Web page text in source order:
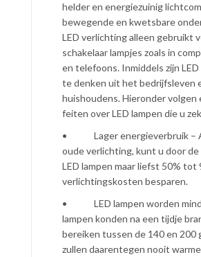
helder en energiezuinig
bewegende en kwetsbare
LED verlichting alleen gebruikt
schakelaar lampjes zoals in
en telefoons. Inmiddels zijn
te denken uit het bedrijfsleven
huishoudens. Hieronder volgen
feiten over LED lampen die u
• Lager energieverbruik –
oude verlichting, kunt u door de
LED lampen maar liefst 50% tot
verlichtingskosten besparen.
• LED lampen worden
lampen konden na een tijdje
bereiken tussen de 140 en 200
zullen daarentegen nooit